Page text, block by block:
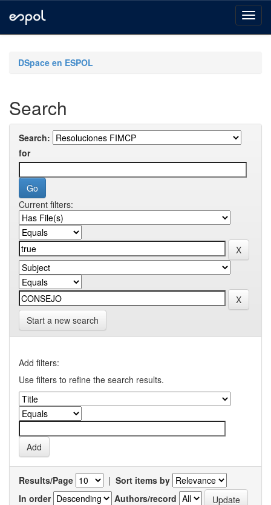
navigationDSpace en ESPOL
Search
Search:
for
Current filters:
Start a new search
Add filters:
Use filters to refine the search results.
Results/Page | Sort items by
In order
Authors/record